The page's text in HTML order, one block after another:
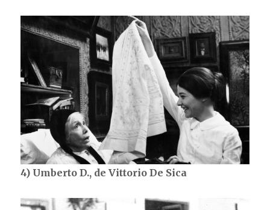
4) Umberto D., de Vittorio De Sica